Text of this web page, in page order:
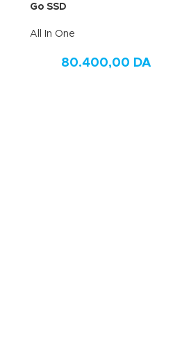
Go SSD
All In One
80.400,00 DA